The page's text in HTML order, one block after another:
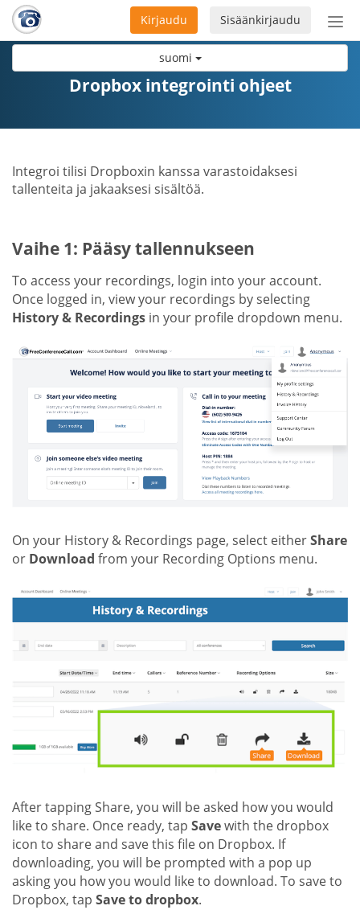
suomi
Sisäänkirjaudu
Kirjaudu
Dropbox integrointi ohjeet
Integroi tilisi Dropboxin kanssa varastoidaksesi
tallenteita ja jakaaksesi sisältöä.
Vaihe 1: Pääsy tallennukseen
To access your recordings, login into your account.
Once logged in, view your recordings by selecting
History & Recordings in your profile dropdown menu.
On your History & Recordings page, select eitherShare
or Download from your Recording Options menu.
After tapping Share, you will be asked how you would
like to share. Once ready, tap Savewith the dropbox
icon to share and save this file on Dropbox. If
downloading, you will be prompted with a pop up
asking you how you would like to download. To save to
Dropbox, tap Save to dropbox.